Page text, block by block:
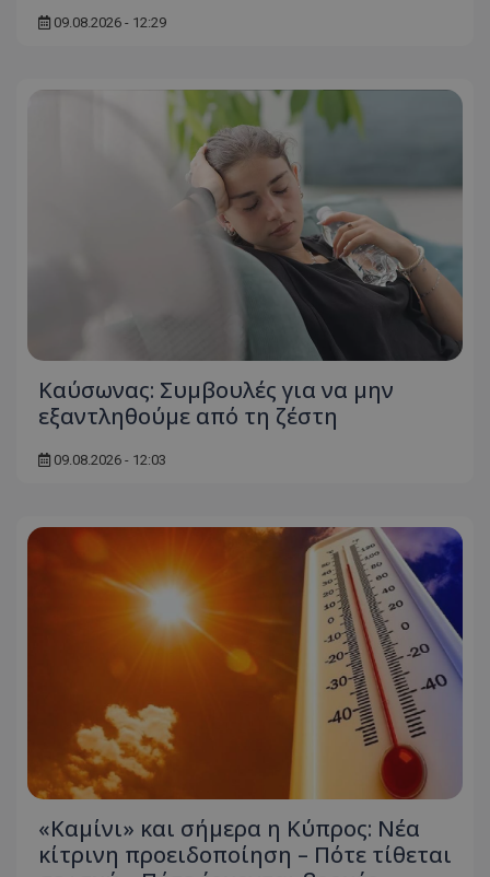
09.08.2026 - 12:29
Kαύσωνας: Συμβουλές για να μην
εξαντληθούμε από τη ζέστη
09.08.2026 - 12:03
«Καμίνι» και σήμερα η Κύπρος: Νέα
κίτρινη προειδοποίηση – Πότε τίθεται